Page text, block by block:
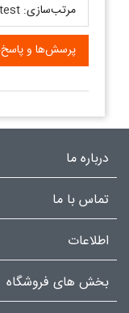
پرسش‌ها و
مرتب‌سازی:
درباره ما
تماس با ما
اطلاعات
بخش های فروشگاه